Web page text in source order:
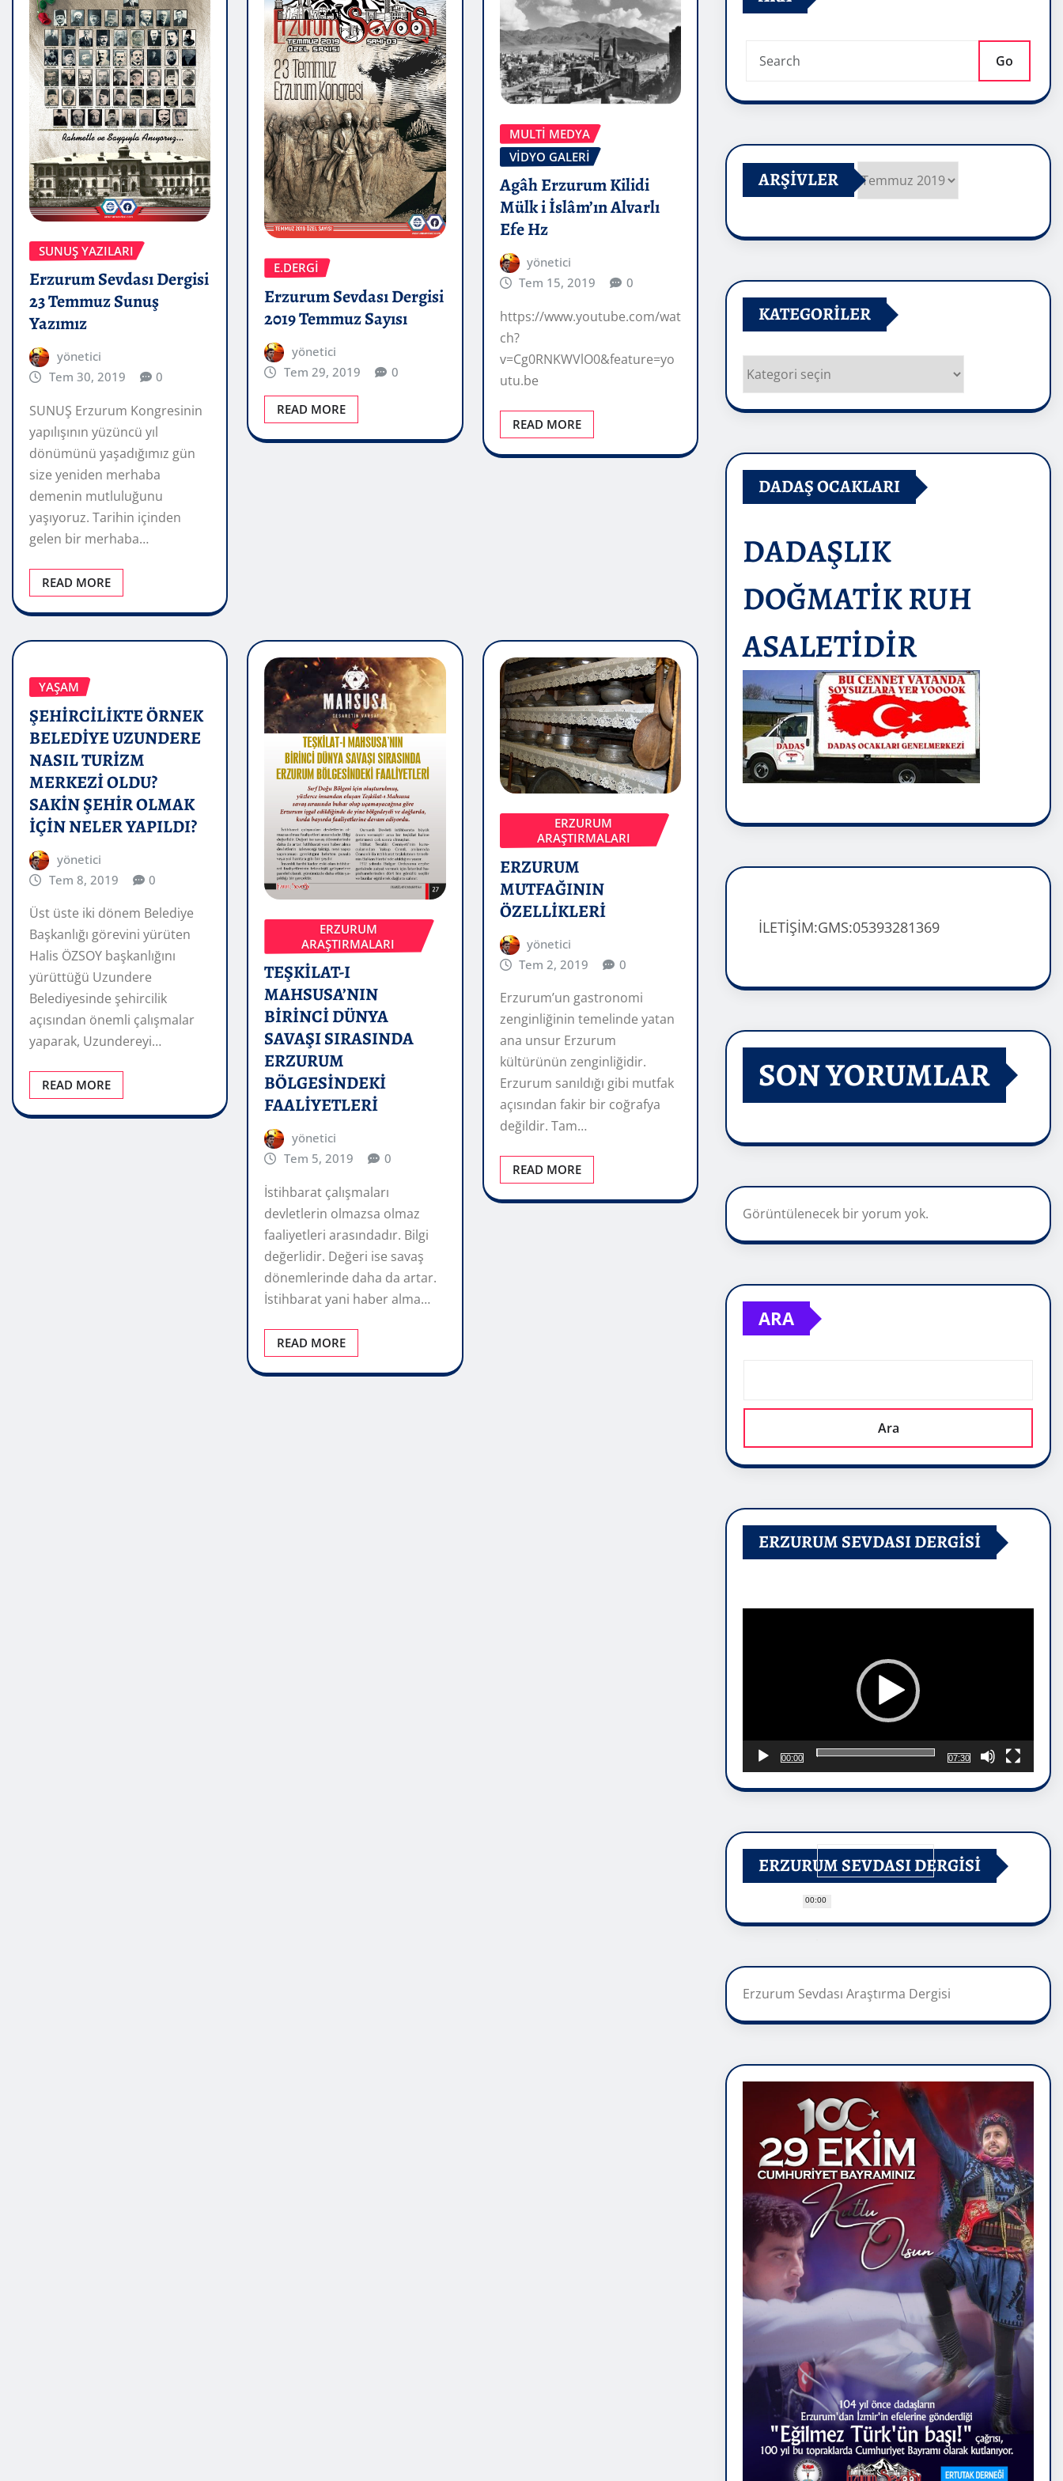
SUNUŞ YAZILARI
Erzurum Sevdası Dergisi
23 Temmuz Sunuş
Yazımız
yönetici
Tem 30, 2019
0
SUNUŞ Erzurum Kongresinin
yapılışının yüzüncü yıl
dönümünü yaşadığımız gün
size yeniden merhaba
demenin mutluluğunu
yaşıyoruz. Tarihin içinden
gelen bir merhaba…
READ MORE
E.DERGİ
Erzurum Sevdası Dergisi
2019 Temmuz Sayısı
yönetici
Tem 29, 2019
0
READ MORE
MULTI MEDYA
VİDYO GALERİ
Agâh Erzurum Kilidi
Mülk i İslâm’ın Alvarlı
Efe Hz
yönetici
Tem 15, 2019
0
https://www.youtube.com/wat
ch?
v=Cg0RNKWVlO0&feature=yo
utu.be
READ MORE
YAŞAM
ŞEHİRCİLİKTE ÖRNEK
BELEDİYE UZUNDERE
NASIL TURİZM
MERKEZİ OLDU?
SAKİN ŞEHİR OLMAK
İÇİN NELER YAPILDI?
yönetici
Tem 8, 2019
0
Üst üste iki dönem Belediye
Başkanlığı görevini yürüten
Halis ÖZSOY başkanlığını
yürüttüğü Uzundere
Belediyesinde şehircilik
açısından önemli çalışmalar
yaparak, Uzundereyi…
READ MORE
ERZURUM
ARAŞTIRMALARI
TEŞKİLAT-I
MAHSUSA’NIN
BİRİNCİ DÜNYA
SAVAŞI SIRASINDA
ERZURUM
BÖLGESİNDEKİ
FAALİYETLERİ
yönetici
Tem 5, 2019
0
İstihbarat çalışmaları
devletlerin olmazsa olmaz
faaliyetleri arasındadır. Bilgi
değerlidir. Değeri ise savaş
dönemlerinde daha da artar.
İstihbarat yani haber alma…
READ MORE
ERZURUM
ARAŞTIRMALARI
ERZURUM
MUTFAĞININ
ÖZELLİKLERİ
yönetici
Tem 2, 2019
0
Erzurum’un gastronomi
zenginliğinin temelinde yatan
ana unsur Erzurum
kültürünün zenginliğidir.
Erzurum sanıldığı gibi mutfak
açısından fakir bir coğrafya
değildir. Tam…
READ MORE
Go
ARŞIVLER
KATEGORILER
Kategoriler
DADAŞ OCAKLARI
DADAŞLIK
DOĞMATİK RUH
ASALETİDİR
İLETİŞİM:GMS:05393281369
SON YORUMLAR
Görüntülenecek bir yorum yok.
ARA
Ara
ERZURUM SEVDASI DERGİSİ
00:00
00:00
07:30
ERZURUM SEVDASI DERGİSİ
Erzurum Sevdası Araştırma Dergisi